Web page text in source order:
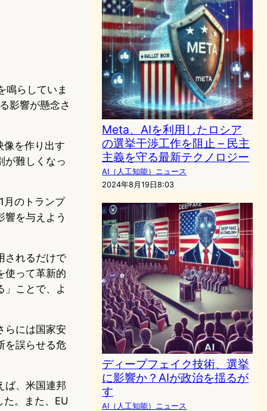
鳴らしていま
影響が懸念さ
像を作り出す
が難しくなっ
月のトランプ
響を与えよう
されるだけで
使って革新的
」ことで、よ
らには国家安
を誤らせる危
ば、米国連邦
。また、EU
Meta、AIを利用したロシア
の選挙干渉工作を阻止 – 民主
主義を守る最新テクノロジー
AI（人工知能）ニュース
2024年8月19日8:03
ディープフェイク技術、選挙
に影響か？AIが政治を揺るが
す
AI（人工知能）ニュース